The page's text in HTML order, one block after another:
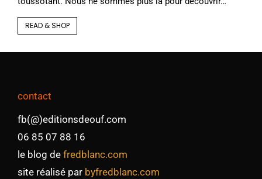
READ & SHOP
contact
fb(@)editionsdeouf.com
06 85 07 88 16
le blog de fredblanc.com
site réalisé par byfredblanc.com